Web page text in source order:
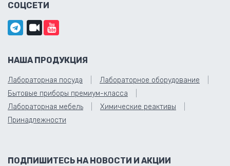
СОЦСЕТИ
НАША ПРОДУКЦИЯ
Лабораторная посуда
Лабораторное оборудование
Бытовые приборы премиум-класса
Лабораторная мебель
Химические реактивы
Принадлежности
ПОДПИШИТЕСЬ НА НОВОСТИ И АКЦИИ